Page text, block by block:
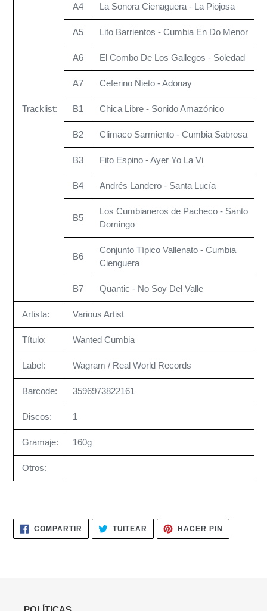
Tracklist:
A4 La Sonora Cienaguera - La Piojosa
A5 Lito Barrientos - Cumbia En Do Menor
A6 El Combo De Los Gallegos - Soledad
A7 Ceferino Nieto - Adonay
B1 Chica Libre - Sonido Amazónico
B2 Climaco Sarmiento - Cumbia Sabrosa
B3 Fito Espino - Ayer Yo La Vi
B4 Andrés Landero - Santa Lucía
B5
Los Cumbianeros de Pacheco - Santo
Domingo
B6
Conjunto Típico Vallenato - Cumbia
Cienguera
B7 Quantic - No Soy Del Valle
Artista: Various Artist
Título: Wanted Cumbia
Label: Wagram / Real World Records
Barcode: 3596973822161
Discos: 1
Gramaje: 160g
Otros:
COMPARTIR COMPARTIR
EN
FACEBOOK
TUITEAR TUITEAR
TWITTER
HACER PIN
PINTEREST